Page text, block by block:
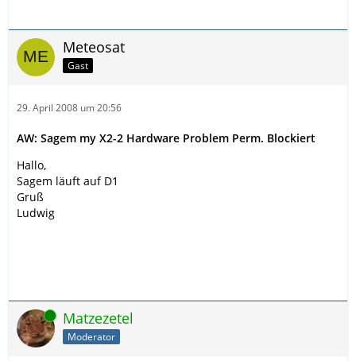
Meteosat
Gast
29. April 2008 um 20:56
AW: Sagem my X2-2 Hardware Problem Perm. Blockiert
Hallo,
Sagem läuft auf D1
Gruß
Ludwig
Online Matzezetel
Moderator